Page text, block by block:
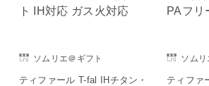
ソムリエ＠ギフト
ティファール T-fal IHチタン・
ソムリ
ティファ